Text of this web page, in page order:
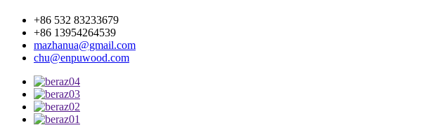
+86 532 83233679
+86 13954264539
mazhanua@gmail.com
chu@enpuwood.com